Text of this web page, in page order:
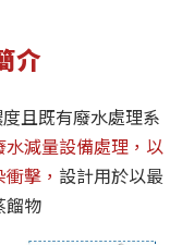
介
且既有廢水處理系
水減量設備處理，以
擊， 設計用於以最
餾物